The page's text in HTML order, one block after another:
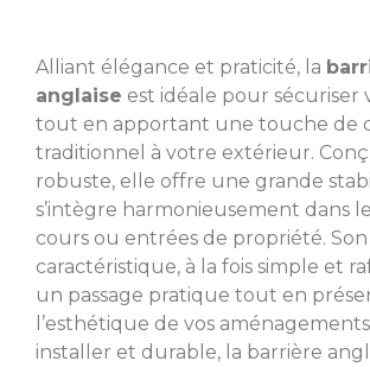
Alliant élégance et praticité, la
anglaise est idéale pour sécuriser
tout en apportant une touche de
traditionnel à votre extérieur.
robuste, elle offre une grande
s’intègre harmonieusement dans
cours ou entrées de propriété.
caractéristique, à la fois simple et
un passage pratique tout en
l’esthétique de vos
installer et durable, la barrière